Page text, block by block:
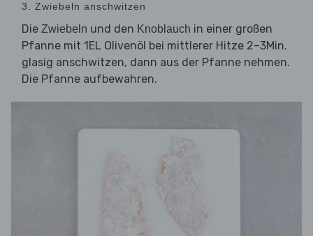
3. Zwiebeln anschwitzen
Die Zwiebeln und den Knoblauch in einer großen
Pfanne mit 1EL Olivenöl bei mittlerer Hitze 2–3Min.
glasig anschwitzen, dann aus der Pfanne nehmen.
Die Pfanne aufbewahren.